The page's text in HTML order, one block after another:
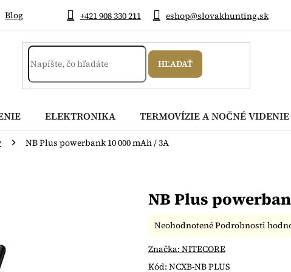
+421 908 330 211 eshop@slovakhunting.sk
Blog
HĽADAŤ
ELEKTRONIKA TERMOVÍZIE A NOČNÉ VIDENIE
NB Plus powerbank 10 000 mAh / 3A
NB Plus
Kód: NCXB-NB PLUS
Priemerné
produktu
NeohodnotenéPodrobnosti
Značka: NITECORE